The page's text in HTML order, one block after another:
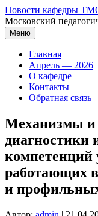
Перейти
к
содержимому
Новости кафедры
Московский
Меню
Главная
Апрель — 2026
О кафедре
Контакты
Обратная связь
Механизмы и
диагностики
компетенций
работающих
и